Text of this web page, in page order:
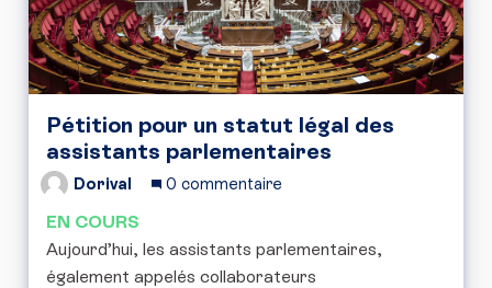
Pétition pour un statut légal des
assistants parlementaires
Dorival 0 commentaire
EN COURS
Aujourd’hui, les assistants parlementaires,
également appelés collaborateurs